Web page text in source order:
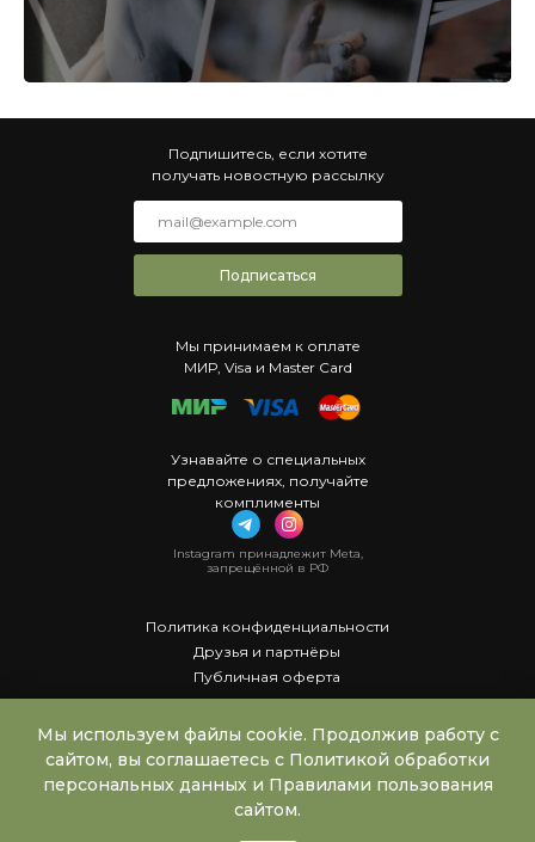
Узнавайте о специальных
предложениях, получайте
комплименты
Мы принимаем к оплате
МИР, Visa и Master Card
Instagram принадлежит Meta,
запрещённой в РФ
Политика конфиденциальности
Публичная оферта
Друзья и партнёры
Подписаться
Подпишитесь, если хотите
получать новостную рассылку
Мы используем файлы cookie. Продолжив работу с
сайтом, вы соглашаетесь с Политикой обработки
персональных данных и Правилами пользования
сайтом.